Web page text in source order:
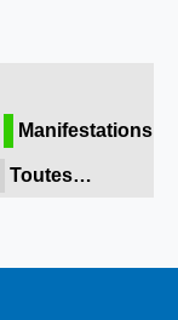
Manifestations
Toutes…